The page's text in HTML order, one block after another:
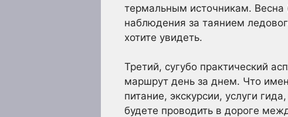
термальным источникам.
наблюдения за таянием
хотите увидеть.
Третий, сугубо практический
маршрут день за днем. Что
питание, экскурсии, услуги
будете проводить в дороге